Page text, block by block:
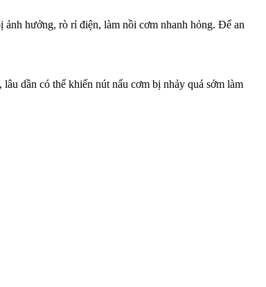
hưởng, rò rỉ điện, làm nồi cơm nhanh hỏng. Để an
dần có thể khiến nút nấu cơm bị nhảy quá sớm làm